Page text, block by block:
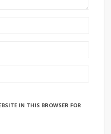
IN THIS BROWSER FOR